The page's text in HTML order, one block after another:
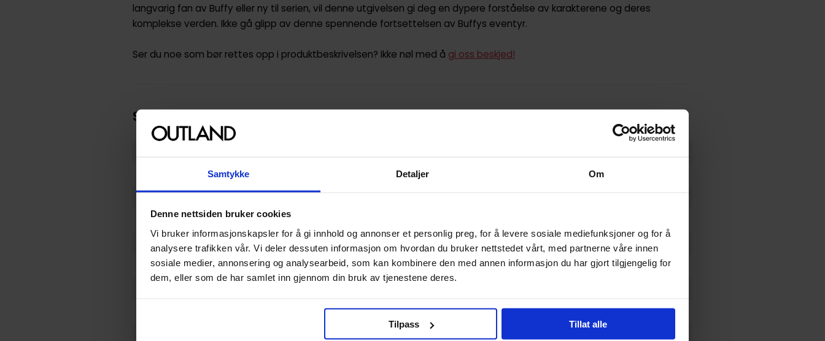
Samtykke Detaljer Om
Denne nettsiden bruker cookies
Vi bruker informasjonskapsler for å gi innhold og annonser et personlig preg, for å levere sosiale mediefunksjoner og for å
analysere trafikken vår. Vi deler dessuten informasjon om hvordan du bruker nettstedet vårt, med partnerne våre innen
sosiale medier, annonsering og analysearbeid, som kan kombinere den med annen informasjon du har gjort tilgjengelig for
dem, eller som de har samlet inn gjennom din bruk av tjenestene deres.
Tilpass Tillat alle
langvarig fan av Buffy eller ny til serien, vil denne utgivelsen gi deg en dypere forståelse av karakterene og deres
komplekse verden. Ikke gå glipp av denne spennende fortsettelsen av Buffys eventyr.
Ser du noe som bør rettes opp i produktbeskrivelsen? Ikke nøl med å gi oss beskjed!
Spesifikasjoner
0.305000
Format
Buffy the Vampire Slayer
Forfattere
Dark HorseogJoss Whedon
136
Dark Horse Comics